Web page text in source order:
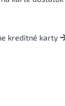
kreditné karty